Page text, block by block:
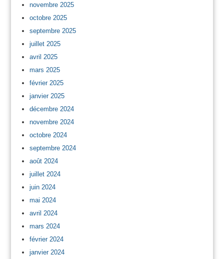
novembre 2025
octobre 2025
septembre 2025
juillet 2025
avril 2025
mars 2025
février 2025
janvier 2025
décembre 2024
novembre 2024
octobre 2024
septembre 2024
août 2024
juillet 2024
juin 2024
mai 2024
avril 2024
mars 2024
février 2024
janvier 2024